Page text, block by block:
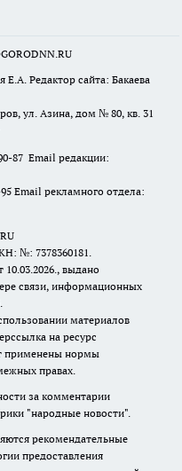
Редактор сайта: Бакаева
ул. Азина, дом № 80, кв. 31
87 Email редакции:
Email рекламного отдела:
№: 7378360181.
выдано
связи, информационных
материалов
на ресурс
применены нормы
правах.
за комментарии
"народные новости".
рекомендательные
предоставления